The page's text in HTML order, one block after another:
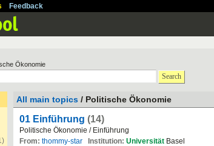
Feedback
Ökonomie
Search
All main topics / Politische Ökonomie
01 Einführung (14)
Politische Ökonomie / Einführung
From: thommy-star Institution: Universität Basel